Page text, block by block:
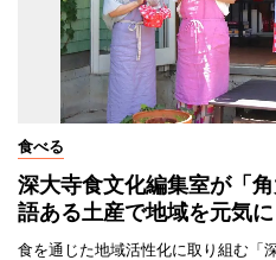
食べる
深大寺食文化編集室が「
語ある土産で地域を元気に
食を通じた地域活性化に取り組む「